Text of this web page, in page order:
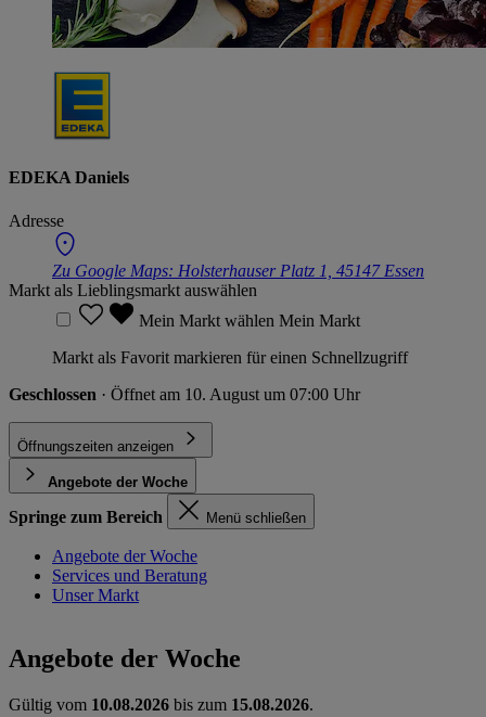
EDEKA Daniels
Adresse
Zu Google Maps: Holsterhauser Platz 1, 45147 Essen
Markt als Lieblingsmarkt auswählen
Mein Markt wählen Mein Markt
Markt als Favorit markieren für einen Schnellzugriff
Geschlossen · Öffnet am 10. August um 07:00 Uhr
Öffnungszeiten anzeigen
Angebote der Woche
Springe zum Bereich Menü schließen
Angebote der Woche
Services und Beratung
Unser Markt
Angebote der Woche
Gültig vom 10.08.2026 bis zum 15.08.2026.